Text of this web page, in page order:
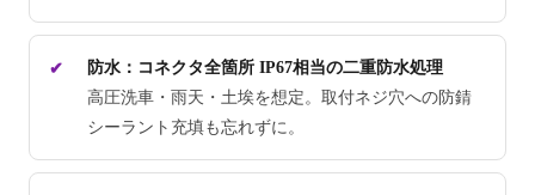
防水：コネクタ全箇所 IP67相当の二重防水処理
高圧洗車・雨天・土埃を想定。取付ネジ穴への防錆
シーラント充填も忘れずに。